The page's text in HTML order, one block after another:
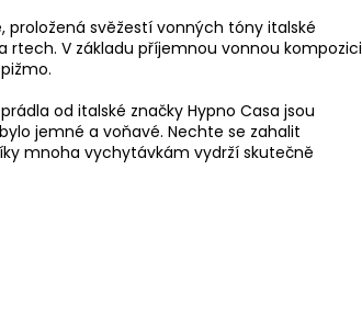
proložená svěžestí vonných tóny italské
rtech. V základu příjemnou vonnou kompozici
od italské značky Hypno Casa jsou
jemné a voňavé. Nechte se zahalit
mnoha vychytávkám vydrží skutečně